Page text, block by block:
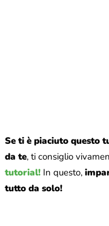
Se ti è piaciuto questo
da te, ti consiglio
tutorial! In questo,
tutto da solo!